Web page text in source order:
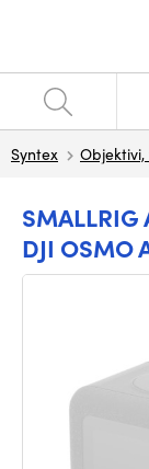
Syntex
SMALLRIG
DJI OSMO